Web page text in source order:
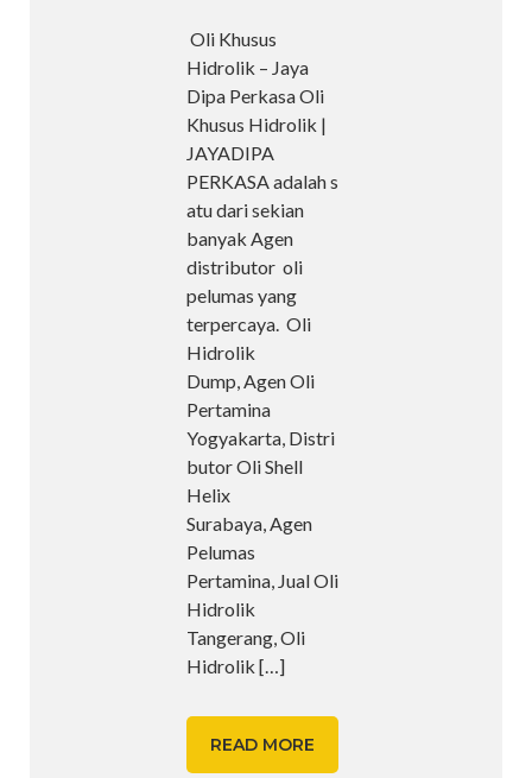
Oli Khusus
Hidrolik – Jaya
Dipa Perkasa Oli
Khusus Hidrolik |
JAYADIPA
PERKASA adalah s
atu dari sekian
banyak Agen
distributor oli
pelumas yang
terpercaya. Oli
Hidrolik
Dump, Agen Oli
Pertamina
Yogyakarta, Distri
butor Oli Shell
Helix
Surabaya, Agen
Pelumas
Pertamina, Jual Oli
Hidrolik
Tangerang, Oli
Hidrolik […]
READ MORE